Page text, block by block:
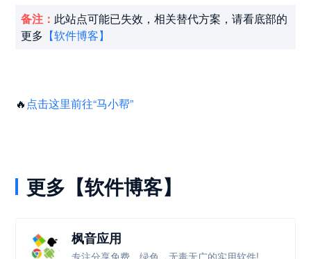
备注： 此站点可能已失效，相关替代方案，请看底部的
更多 【软件博客】
🔥 点击这里前往“马小帮”
更多【软件博客】
枫音应用
专注分享免费、绿色、无毒无广的实用软件!